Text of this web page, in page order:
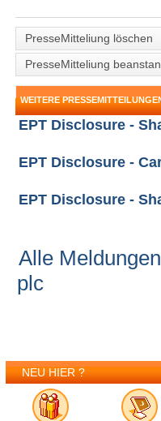
PresseMitteliung löschen
PresseMitteliung
WEITERE
EPT Disclosure -
EPT Disclosure -
EPT Disclosure -
Alle
plc
NEU HIER ?